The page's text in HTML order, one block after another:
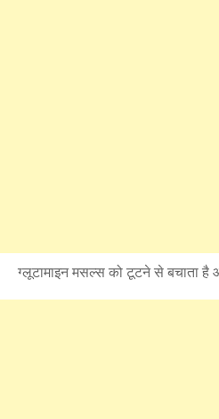
ग्लूटामाइन मसल्‍स को टूटने से बचाता है